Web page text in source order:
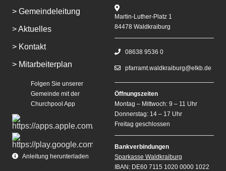
> Gemeindeleitung
> Aktuelles
> Kontakt
> Mitarbeiterplan
Folgen Sie unserer
Gemeinde mit der
Churchpool App
Anleitung herunterladen
Martin-Luther-Platz 1
84478 Waldkraiburg
08638 9536 0
pfarramt.waldkraiburg@elkb.de
Öffnungszeiten
Montag – Mittwoch: 9 – 11 Uhr
Donnerstag: 14 – 17 Uhr
Freitag geschlossen
Bankverbindungen
Sparkasse Waldkraiburg
IBAN: DE60 7115 1020 0000 1022